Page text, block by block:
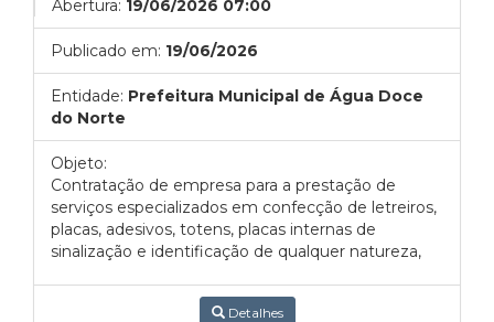
Abertura: 19/06/2026 07:00
Publicado em: 19/06/2026
Entidade: Prefeitura Municipal de Água Doce
do Norte
Objeto:
Contratação de empresa para a prestação de
serviços especializados em confecção de letreiros,
placas, adesivos, totens, placas internas de
sinalização e identificação de qualquer natureza,
Detalhes